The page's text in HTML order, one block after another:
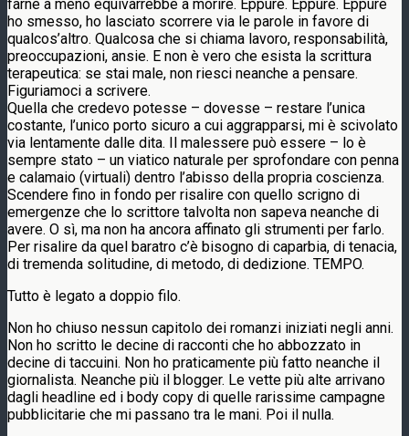
farne a meno equivarrebbe a morire. Eppure. Eppure. Eppure
ho smesso, ho lasciato scorrere via le parole in favore di
qualcos’altro. Qualcosa che si chiama lavoro, responsabilità,
preoccupazioni, ansie. E non è vero che esista la scrittura
terapeutica: se stai male, non riesci neanche a pensare.
Figuriamoci a scrivere.
Quella che credevo potesse – dovesse – restare l’unica
costante, l’unico porto sicuro a cui aggrapparsi, mi è scivolato
via lentamente dalle dita. Il malessere può essere – lo è
sempre stato – un viatico naturale per sprofondare con penna
e calamaio (virtuali) dentro l’abisso della propria coscienza.
Scendere fino in fondo per risalire con quello scrigno di
emergenze che lo scrittore talvolta non sapeva neanche di
avere. O sì, ma non ha ancora affinato gli strumenti per farlo.
Per risalire da quel baratro c’è bisogno di caparbia, di tenacia,
di tremenda solitudine, di metodo, di dedizione. TEMPO.
Tutto è legato a doppio filo.
Non ho chiuso nessun capitolo dei romanzi iniziati negli anni.
Non ho scritto le decine di racconti che ho abbozzato in
decine di taccuini. Non ho praticamente più fatto neanche il
giornalista. Neanche più il blogger. Le vette più alte arrivano
dagli headline ed i body copy di quelle rarissime campagne
pubblicitarie che mi passano tra le mani. Poi il nulla.